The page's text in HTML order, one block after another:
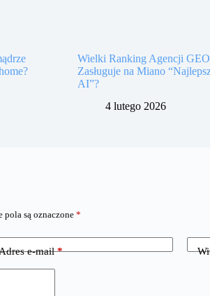
Wielki Ranking Agencji
Zasługuje na Miano
AI”?
4 lutego 2026
pola są oznaczone *
e-mail*